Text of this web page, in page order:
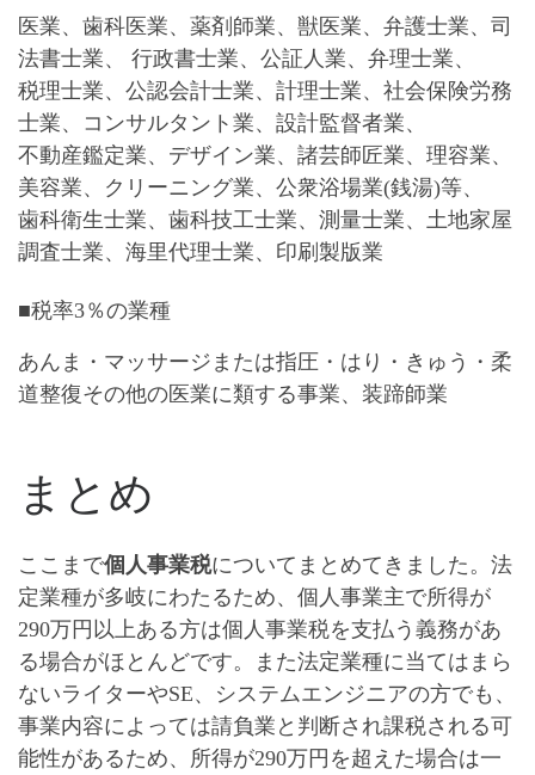
医業、歯科医業、薬剤師業、獣医業、弁護士業、司
法書士業、 行政書士業、公証人業、弁理士業、
税理士業、公認会計士業、計理士業、社会保険労務
士業、コンサルタント業、設計監督者業、
不動産鑑定業、デザイン業、諸芸師匠業、理容業、
美容業、クリーニング業、公衆浴場業(銭湯)等、
歯科衛生士業、歯科技工士業、測量士業、土地家屋
調査士業、海里代理士業、印刷製版業
■税率3％の業種
あんま・マッサージまたは指圧・はり・きゅう・柔
道整復その他の医業に類する事業、装蹄師業
まとめ
ここまで個人事業税についてまとめてきました。法
定業種が多岐にわたるため、 個人事業主で所得が
290万円以上ある方は個人事業税を支払う義務があ
る場合がほとんどです。また法定業種に当てはまら
ないライターやSE、システムエンジニアの方でも、
事業内容によっては請負業と判断され課税される可
能性があるため、所得が290万円を超えた場合は一